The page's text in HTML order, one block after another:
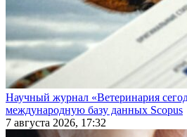
Научный журнал «Ветеринария
международную базу данных Scopus
7 августа 2026, 17:32